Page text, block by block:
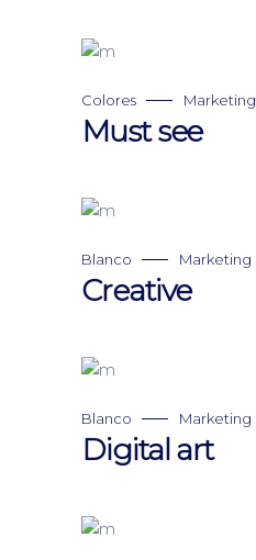
Colores Marketing
Must see
Blanco Marketing
Creative
Blanco Marketing
Digital art